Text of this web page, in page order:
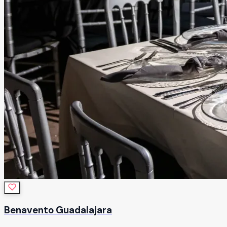
Benavento Guadalajara